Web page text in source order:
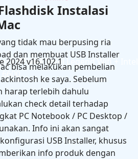
B760M Steel Legend Wifi +
Instalasi
tidak mau berpusing ria
dan membuat USB Installer
bisa melakukan pembelian
ke saya. Sebelum
harap terlebih dahulu
check detail terhadap
PC Notebook / PC Desktop /
Info ini akan sangat
USB Installer, khusus
info produk dengan